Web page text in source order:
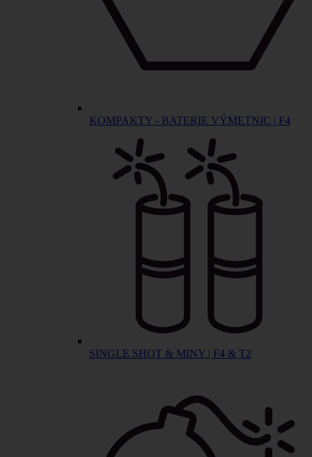
KOMPAKTY - BATERIE VÝMETNIC | F4
SINGLE SHOT & MINY | F4 & T2